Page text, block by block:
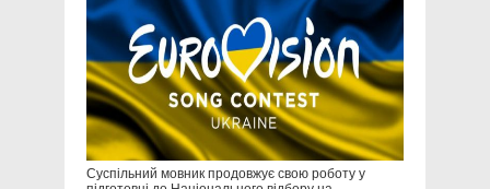
Суспільний мовник продовжує свою роботу у